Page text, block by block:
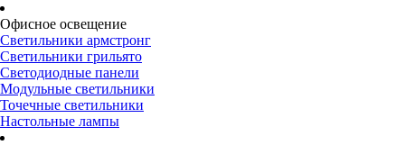
Офисное освещение
Светильники армстронг
Светильники грильято
Светодиодные панели
Модульные светильники
Точечные светильники
Настольные лампы